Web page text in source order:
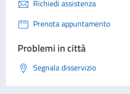
Richiedi assistenza
Prenota appuntamento
Problemi in città
Segnala disservizio